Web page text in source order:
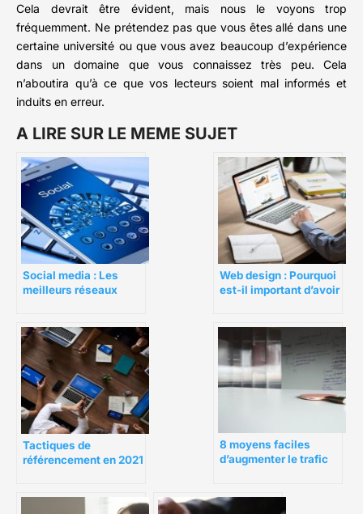
Cela devrait être évident, mais nous le voyons trop
fréquemment. Ne prétendez pas que vous êtes allé dans une
certaine université ou que vous avez beaucoup d’expérience
dans un domaine que vous connaissez très peu. Cela
n’aboutira qu’à ce que vos lecteurs soient mal informés et
induits en erreur.
A LIRE SUR LE MEME SUJET
Social media : Les
meilleurs réseaux
Web design : Pourquoi
est-il important d’avoir
Tactiques de
référencement en 2021
8 moyens faciles
d’augmenter le trafic